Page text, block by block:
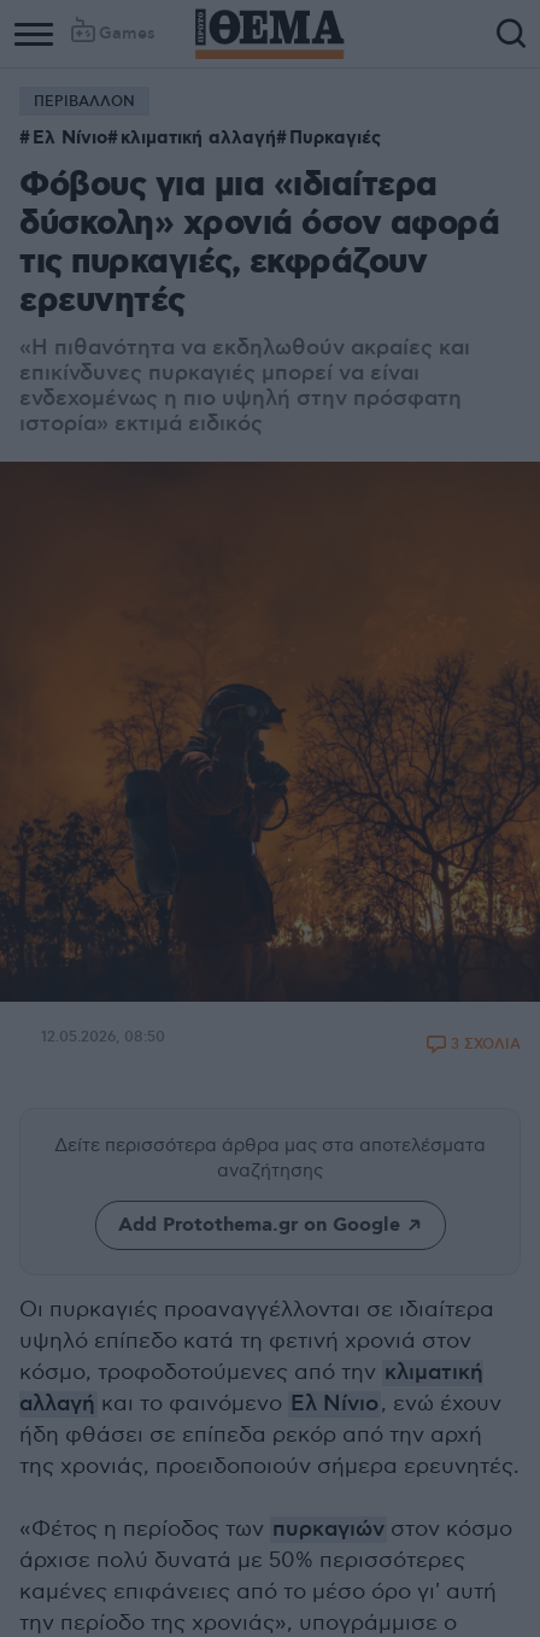
Games
ΠΕΡΙΒΑΛΛΟΝ
Ελ Νίνιο κλιματική αλλαγή Πυρκαγιές
Φόβους για μια «ιδιαίτερα
δύσκολη» χρονιά όσον αφορά
τις πυρκαγιές, εκφράζουν
ερευνητές
«Η πιθανότητα να εκδηλωθούν ακραίες και
επικίνδυνες πυρκαγιές μπορεί να είναι
ενδεχομένως η πιο υψηλή στην πρόσφατη
ιστορία» εκτιμά ειδικός
12.05.2026, 08:50 3 ΣΧΟΛΙΑ
Δείτε περισσότερα άρθρα μας στα αποτελέσματα
αναζήτησης
Add Protothema.gr on Google
Οι πυρκαγιές προαναγγέλλονται σε ιδιαίτερα
υψηλό επίπεδο κατά τη φετινή χρονιά στον
κόσμο, τροφοδοτούμενες από την κλιματική
αλλαγή και το φαινόμενο Ελ Νίνιο, ενώ έχουν
ήδη φθάσει σε επίπεδα ρεκόρ από την αρχή
της χρονιάς, προειδοποιούν σήμερα ερευνητές.
«Φέτος η περίοδος των πυρκαγιών στον κόσμο
άρχισε πολύ δυνατά με 50% περισσότερες
καμένες επιφάνειες από το μέσο όρο γι' αυτή
την περίοδο της χρονιάς», υπογράμμισε ο